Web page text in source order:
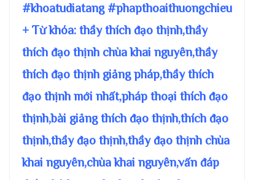
#khoatudiatang #phapthoaithuongchieu
+ Từ khóa: thầy thích đạo thịnh,thầy
thích đạo thịnh chùa khai nguyên,thầy
thích đạo thịnh giảng pháp,thầy thích
đạo thịnh mới nhất,pháp thoại thích đạo
thịnh,bài giảng thích đạo thịnh,thích đạo
thịnh,thầy đạo thịnh,thầy đạo thịnh chùa
khai nguyên,chùa khai nguyên,vấn đáp